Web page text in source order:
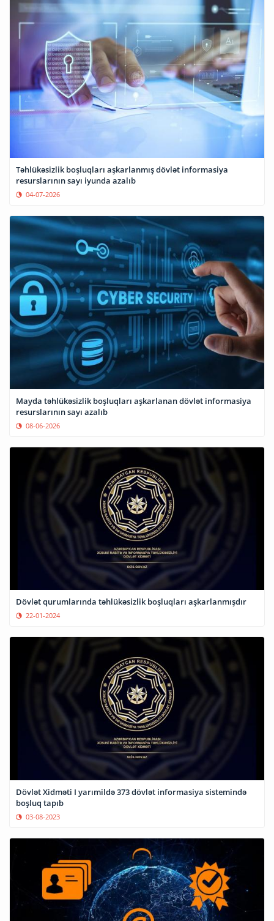
Təhlükəsizlik boşluqları aşkarlanmış dövlət informasiya
resurslarının sayı iyunda azalıb
04-07-2026
Mayda təhlükəsizlik boşluqları aşkarlanan dövlət informasiya
resurslarının sayı azalıb
08-06-2026
Dövlət qurumlarında təhlükəsizlik boşluqları aşkarlanmışdır
22-01-2024
Dövlət Xidməti I yarımildə 373 dövlət informasiya sistemində
boşluq tapıb
03-08-2023